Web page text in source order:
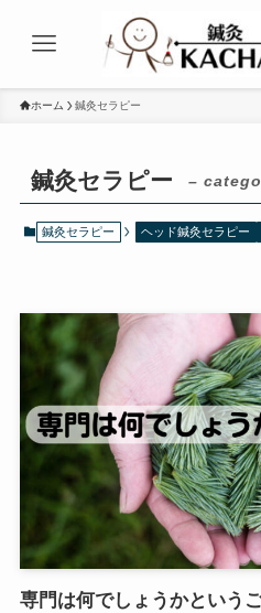
ホーム 鍼灸セラピー
鍼灸セラピー –
鍼灸セラピー ヘッド鍼灸セラピー
専門は何でしょうかという